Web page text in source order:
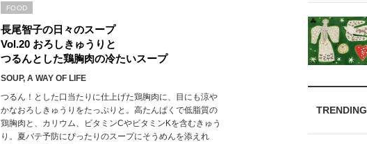
長尾智子の日々のスープ
Vol.20 おろしきゅうりと
つるんとした鶏胸肉の冷たいスープ
SOUP, A WAY OF LIFE
つるん！とした口当たりに仕上げた鶏胸肉に、目にも涼や
かなおろしきゅうりをたっぷりと。高たんぱくで低脂質の
鶏胸肉と、カリウム、ビタミンCやビタミンKを含むきゅう
り。夏バテ予防にぴったりのスープにそうめんを添えれ
FOOD
TRENDING